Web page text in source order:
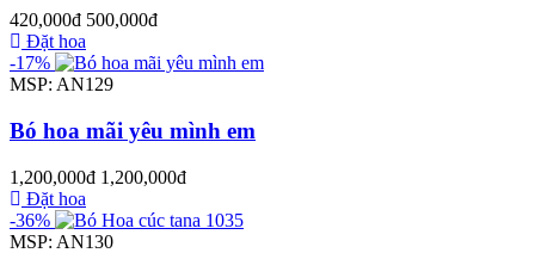
420,000đ 500,000đ
Đặt hoa
-17%
MSP: AN129
Bó hoa mãi yêu mình em
1,200,000đ 1,200,000đ
Đặt hoa
-36%
MSP: AN130